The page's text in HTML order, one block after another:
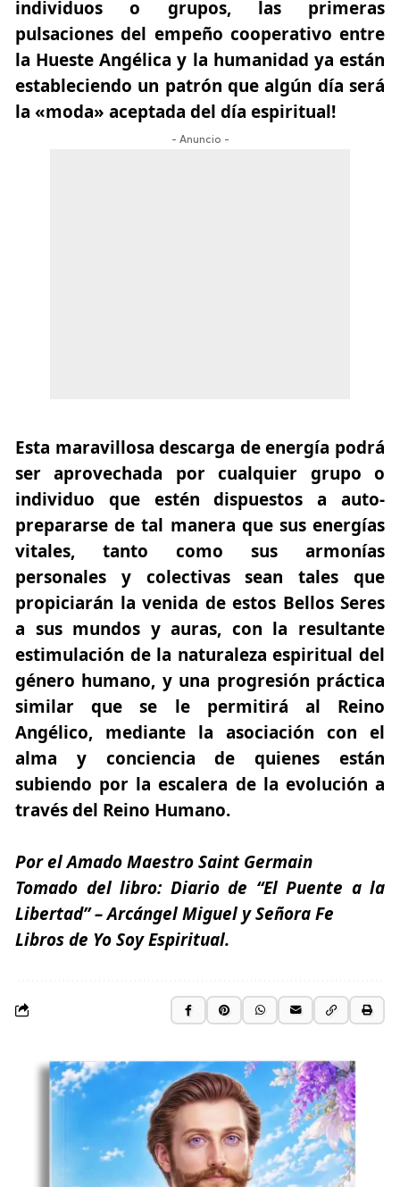
individuos o grupos, las primeras
pulsaciones del empeño cooperativo entre
la Hueste Angélica y la humanidad ya están
estableciendo un patrón que algún día será
la «moda» aceptada del día espiritual!
- Anuncio -
Esta maravillosa descarga de energía podrá
ser aprovechada por cualquier grupo o
individuo que estén dispuestos a auto-
prepararse de tal manera que sus energías
vitales, tanto como sus armonías
personales y colectivas sean tales que
propiciarán la venida de estos Bellos Seres
a sus mundos y auras, con la resultante
estimulación de la naturaleza espiritual del
género humano, y una progresión práctica
similar que se le permitirá al Reino
Angélico, mediante la asociación con el
alma y conciencia de quienes están
subiendo por la escalera de la evolución a
través del Reino Humano.
Por el Amado Maestro Saint Germain
Tomado del libro:Diario de “El Puente a la
Libertad” –Arcángel Miguel y Señora Fe
Libros de Yo Soy Espiritual.